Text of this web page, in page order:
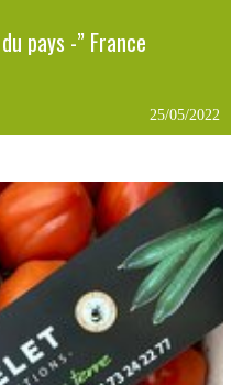
pays -” France
25/05/2022